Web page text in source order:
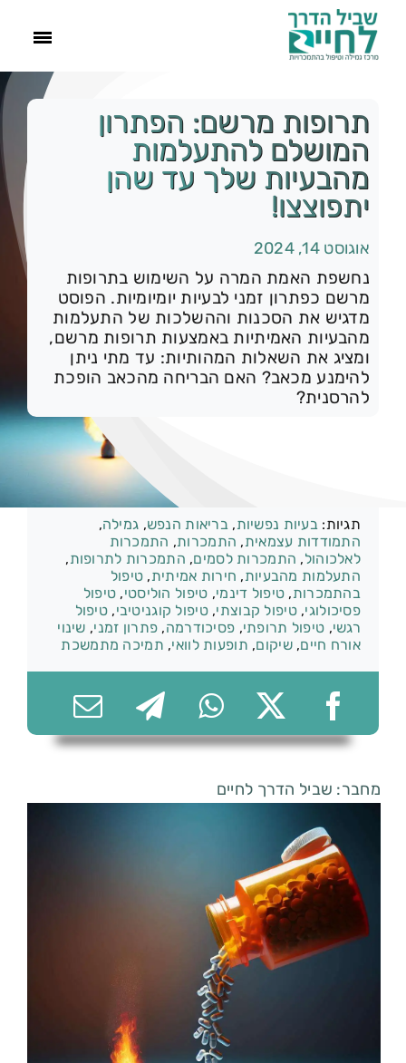
הסיפור שלנו
התמכרויות
תהליך הגמילה
עוד
צור קשר
תרופות מרשם: הפתרון
המושלם להתעלמות
מהבעיות שלך עד שהן
יתפוצצו!
אוגוסט 14, 2024
נחשפת האמת המרה על השימוש בתרופות
מרשם כפתרון זמני לבעיות יומיומיות. הפוסט
מדגיש את הסכנות וההשלכות של התעלמות
מהבעיות האמיתיות באמצעות תרופות מרשם,
ומציג את השאלות המהותיות: עד מתי ניתן
להימנע מכאב? האם הבריחה מהכאב הופכת
להרסנית?
תגיות: בעיות נפשיות, בריאות הנפש, גמילה,
התמודדות עצמאית, התמכרות, התמכרות
לאלכוהול, התמכרות לסמים, התמכרות לתרופות,
התעלמות מהבעיות, חירות אמיתית, טיפול
בהתמכרות, טיפול דינמי, טיפול הוליסטי, טיפול
פסיכולוגי,טיפול קבוצתי,טיפול קוגניטיבי, טיפול
רגשי, טיפול תרופתי, פסיכודרמה, פתרון זמני, שינוי
אורח חיים,שיקום, תופעות לוואי, תמיכה מתמשכת
מחבר: שביל הדרך לחיים